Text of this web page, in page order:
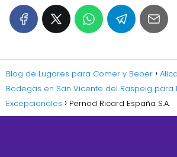
Blog de Lugares para Comer y Beber
Bodegas en San Vicente del Raspeig para
Excepcionales
Pernod Ricard España S.A.